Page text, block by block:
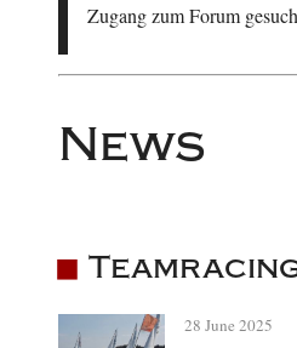
Zugang zum Forum
News
28 June 2025